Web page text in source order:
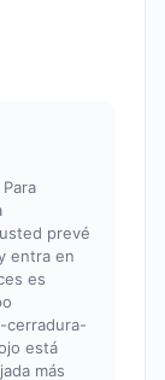
prevé
entra en
es
cerradura-
está
más